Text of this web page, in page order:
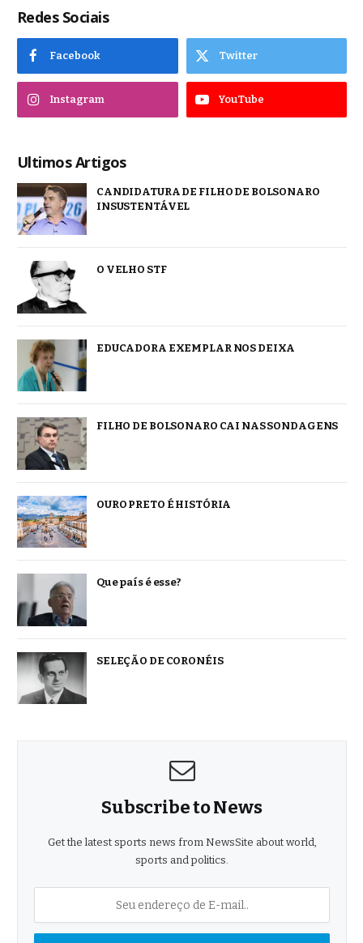
Redes Sociais
Facebook Twitter
Instagram YouTube
Ultimos Artigos
CANDIDATURA DE FILHO DE BOLSONARO
INSUSTENTÁVEL
O VELHO STF
EDUCADORA EXEMPLAR NOS DEIXA
FILHO DE BOLSONARO CAI NAS SONDAGENS
OURO PRETO É HISTÓRIA
Que país é esse?
SELEÇÃO DE CORONÉIS
Subscribe to News
Get the latest sports news from NewsSite about world,
sports and politics.